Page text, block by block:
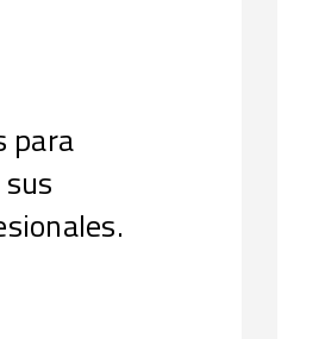
para